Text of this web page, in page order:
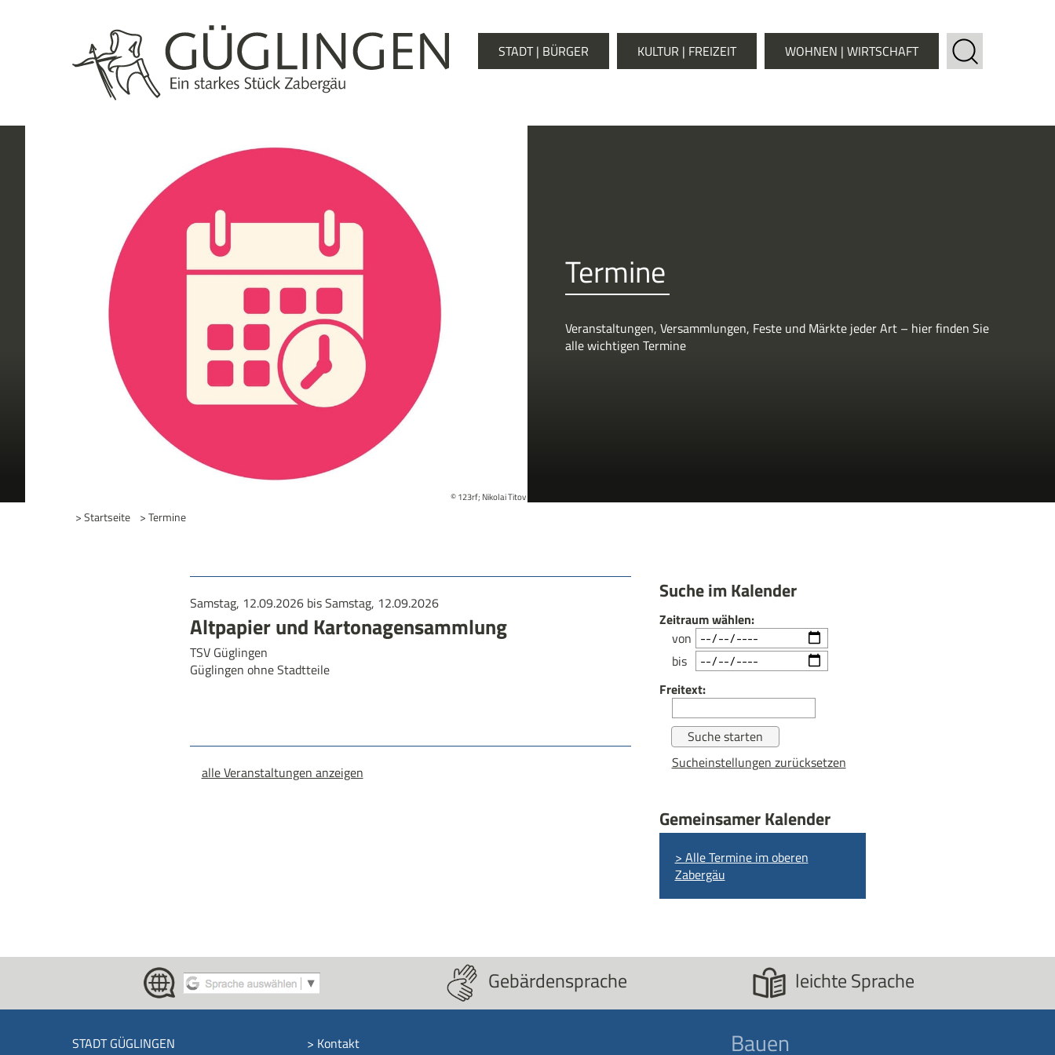
STADT | BÜRGER KULTUR | FREIZEIT WOHNEN | WIRTSCHAFT
© 123rf; Nikolai Titov
Termine
Veranstaltungen, Versammlungen, Feste und Märkte jeder Art – hier finden Sie
alle wichtigen Termine
> Startseite > Termine
Suche im Kalender
Zeitraum wählen:
von
bis
Freitext:
Sucheinstellungen zurücksetzen
Gemeinsamer Kalender
> Alle Termine im oberen
Zabergäu
Samstag, 12.09.2026 bis Samstag, 12.09.2026
Altpapier und Kartonagensammlung
TSV Güglingen
Güglingen ohne Stadtteile
alle Veranstaltungen anzeigen
Gebärdensprache leichte Sprache
STADT GÜGLINGEN
> Kontakt
Bauen